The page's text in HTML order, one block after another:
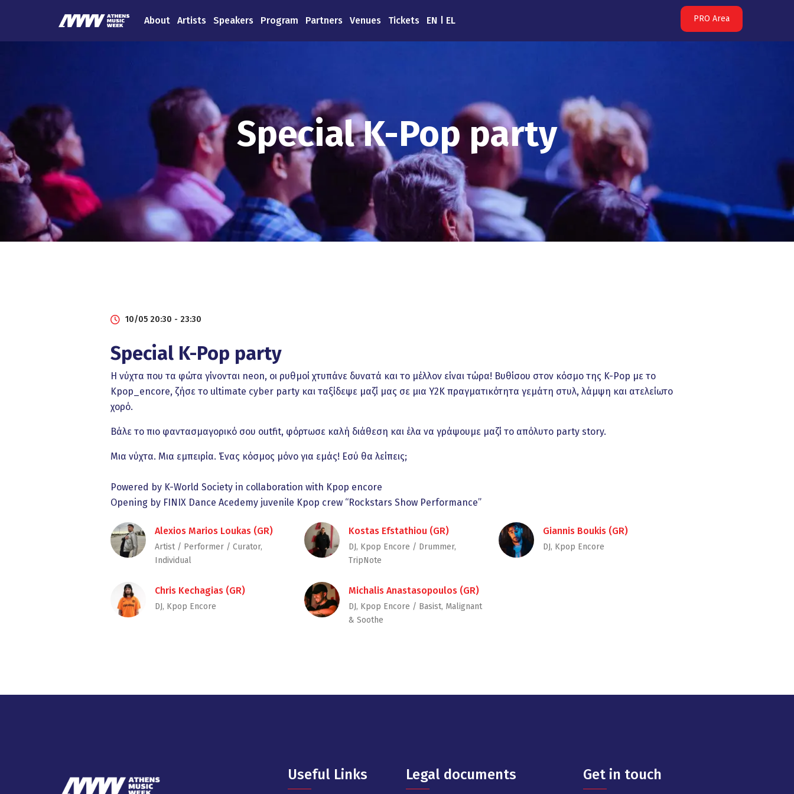
About Artists Speakers Program Partners Venues Tickets EN EL PRO Area
Special K-Pop party
10/05 20:30 - 23:30
Special K-Pop party
Η νύχτα που τα φώτα γίνονται neon, οι ρυθμοί χτυπάνε δυνατά και το μέλλον είναι τώρα! Βυθίσου στον κόσμο της K-Pop με το
Kpop_encore, ζήσε το ultimate cyber party και ταξίδεψε μαζί μας σε μια Y2K πραγματικότητα γεμάτη στυλ, λάμψη και ατελείωτο
χορό.
Βάλε το πιο φαντασμαγορικό σου outfit, φόρτωσε καλή διάθεση και έλα να γράψουμε μαζί το απόλυτο party story.
Μια νύχτα. Μια εμπειρία. Ένας κόσμος μόνο για εμάς! Εσύ θα λείπεις;
Powered by K-World Society in collaboration with Kpop encore
Opening by FINIX Dance Acedemy juvenile Kpop crew “Rockstars Show Performance”
Alexios Marios Loukas (GR)
Artist / Performer / Curator,
Individual
Kostas Efstathiou (GR)
DJ, Kpop Encore / Drummer,
TripNote
Giannis Boukis (GR)
DJ, Kpop Encore
Chris Kechagias (GR)
DJ, Kpop Encore
Michalis Anastasopoulos (GR)
DJ, Kpop Encore / Basist, Malignant
& Soothe
Useful Links Legal documents Get in touch